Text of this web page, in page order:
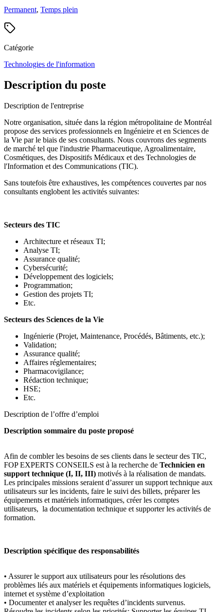
Permanent, Temps plein
Catégorie
Technologies de l'information
Description du poste
Description de l'entreprise
Notre organisation, située dans la région métropolitaine de Montréal
propose des services professionnels en Ingénieire et en Sciences de
la Vie par le biais de ses consultants. Nous couvrons des segments
de marché tel que l'industrie Pharmaceutique, Agroalimentaire,
Cosmétiques, des Dispositifs Médicaux et des Technologies de
l'Information et des Communications (TIC).
Sans toutefois être exhaustives, les compétences couvertes par nos
consultants englobent les activités suivantes:
Secteurs des TIC
Architecture et réseaux TI;
Analyse TI;
Assurance qualité;
Cybersécurité;
Développement des logiciels;
Programmation;
Gestion des projets TI;
Etc.
Secteurs des Sciences de la Vie
Ingénierie (Projet, Maintenance, Procédés, Bâtiments, etc.);
Validation;
Assurance qualité;
Affaires réglementaires;
Pharmacovigilance;
Rédaction technique;
HSE;
Etc.
Description de l’offre d’emploi
Description sommaire du poste proposé
Afin de combler les besoins de ses clients dans le secteur des TIC,
FOP EXPERTS CONSEILS est à la recherche de Technicien en
support technique (I, II, III) motivés à la réalisation de mandats.
Les principales missions seraient d’assurer un support technique aux
utilisateurs sur les incidents, faire le suivi des billets, préparer les
équipements et matériels informatiques, créer les comptes
utilisateurs, la documentation technique et supporter les activités de
formation.
Description spécifique des responsabilités
• Assurer le support aux utilisateurs pour les résolutions des
problèmes liés aux matériels et équipements informatiques logiciels,
internet et système d’exploitation
• Documenter et analyser les requêtes d’incidents survenus.